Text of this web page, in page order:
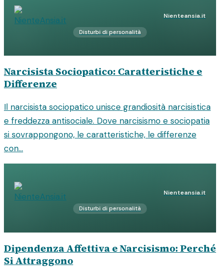
Nienteansia.it
Disturbi di personalità
Narcisista Sociopatico: Caratteristiche e
Differenze
Il narcisista sociopatico unisce grandiosità narcisistica
e freddezza antisociale. Dove narcisismo e sociopatia
si sovrappongono, le caratteristiche, le differenze
con...
Nienteansia.it
Disturbi di personalità
Dipendenza Affettiva e Narcisismo: Perché
Si Attraggono